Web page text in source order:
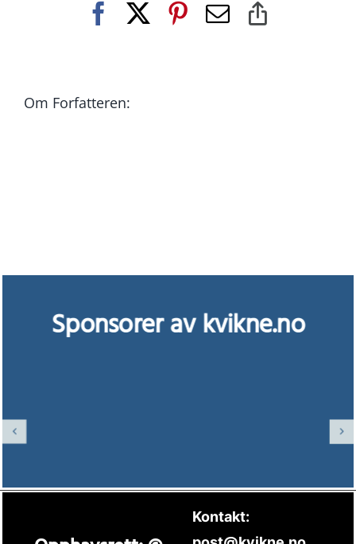
Facebook Pinterest
E-
Om Forfatteren:
Sponsorer av kvikne.no
Kontakt: